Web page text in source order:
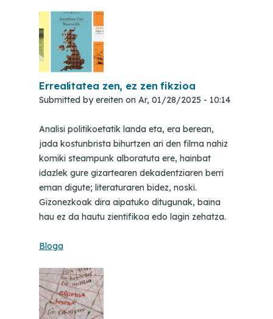
Errealitatea zen, ez zen fikzioa
Submitted byereiten on Ar, 01/28/2025 - 10:14
Analisi politikoetatik landa eta, era berean,
jada kostunbrista bihurtzen ari den filma nahiz
komiki steampunk alboratuta ere, hainbat
idazlek gure gizartearen dekadentziaren berri
eman digute; literaturaren bidez, noski.
Gizonezkoak dira aipatuko ditugunak, baina
hau ez da hautu zientifikoa edo lagin zehatza.
Bloga